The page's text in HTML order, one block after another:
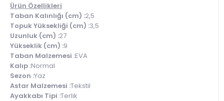
Ürün Özellikleri
Taban Kalınlığı (cm) :2,5
Topuk Yüksekliği (cm) :3,5
Uzunluk (cm) :27
Yükseklik (cm) :9
Taban Malzemesi :EVA
Kalıp :Normal
Sezon :Yaz
Astar Malzemesi :Tekstil
Ayakkabı Tipi :Terlik